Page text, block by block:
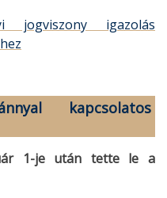
jogviszony igazolás
kapcsolatos
1-je után tette le a